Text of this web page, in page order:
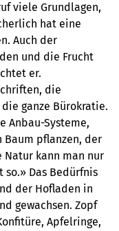
viele Grundlagen,
hat eine
Auch der
und die Frucht
er.
die
ganze Bürokratie.
Anbau-Systeme,
pflanzen, der
Natur kann man nur
Das Bedürfnis
der Hofladen in
gewachsen. Zopf
Apfelringe,